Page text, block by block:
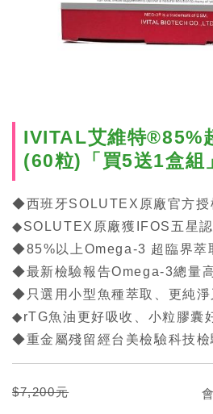
IVITAL艾維特®85%
(60粒)「買5送1盒組
◆西班牙SOLUTEX原廠官方授
◆SOLUTEX原廠獲IFOS五星
◆85%以上Omega-3 超臨界萃
◆最新檢驗報告Omega-3總量
◆只選用小型魚種萃取、更純淨
◆rTG魚油更好吸收、小粒膠囊
◆重金屬殘留經台美檢驗科技檢
$7,200元